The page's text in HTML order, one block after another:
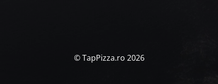
© TapPizza.ro 2026